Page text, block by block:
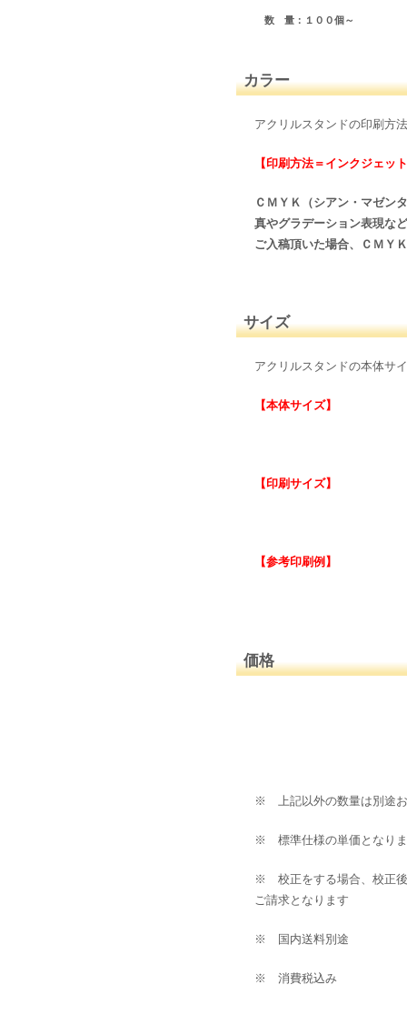
数 量：１００個～
カラー
アクリルスタンドの印刷方
【印刷方法＝インクジェッ
ＣＭＹＫ（シアン・マゼン
真やグラデーション表現な
ご入稿頂いた場合、ＣＭＹ
サイズ
アクリルスタンドの本体サ
【本体サイズ】
【印刷サイズ】
【参考印刷例】
価格
※ 上記以外の数量は別途
※ 標準仕様の単価となり
※ 校正をする場合、校正後
ご請求となります
※ 国内送料別途
※ 消費税込み